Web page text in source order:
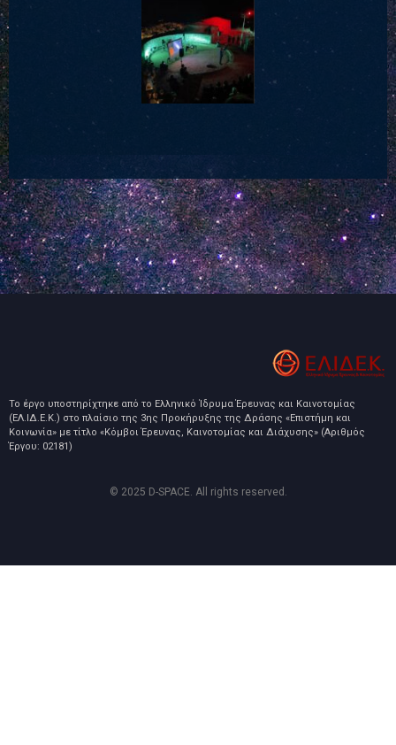
Το έργο υποστηρίχτηκε από το Ελληνικό Ίδρυμα Έρευνας και Καινοτομίας
(ΕΛ.ΙΔ.Ε.Κ.) στο πλαίσιο της 3ης Προκήρυξης της Δράσης «Επιστήμη και
Κοινωνία» με τίτλο «Κόμβοι Έρευνας, Καινοτομίας και Διάχυσης» (Αριθμός
Έργου: 02181)
© 2025 D-SPACE. All rights reserved.